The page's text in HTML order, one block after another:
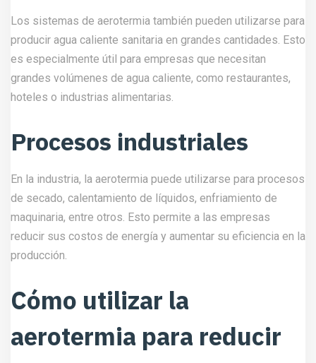
Los sistemas de aerotermia también pueden utilizarse para
producir agua caliente sanitaria en grandes cantidades. Esto
es especialmente útil para empresas que necesitan
grandes volúmenes de agua caliente, como restaurantes,
hoteles o industrias alimentarias.
Procesos industriales
En la industria, la aerotermia puede utilizarse para procesos
de secado, calentamiento de líquidos, enfriamiento de
maquinaria, entre otros. Esto permite a las empresas
reducir sus costos de energía y aumentar su eficiencia en la
producción.
Cómo utilizar la
aerotermia para reducir